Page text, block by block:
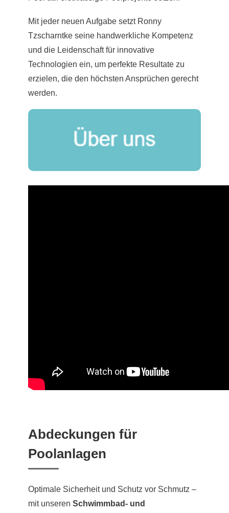
Mit jeder neuen Aufgabe setzt Ronny
Tzscharntke seine handwerkliche Kompetenz
und die Leidenschaft für innovative
Technologien ein, um perfekte Resultate zu
erzielen, die den höchsten Ansprüchen gerecht
werden.
Abdeckungen für
Poolanlagen
Optimale Sicherheit und Schutz vor Schmutz –
mit unseren Schwimmbad- und